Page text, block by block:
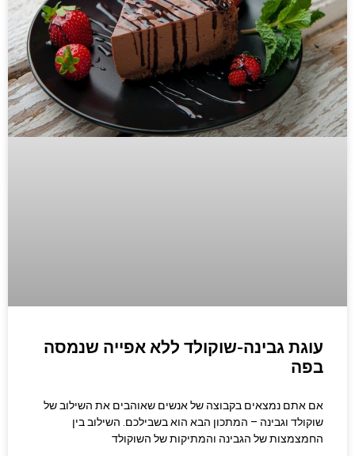
עוגת גבינה-שוקולד ללא אפייה שנמסה
בפה
אם אתם נמצאים בקבוצה של אנשים שאוהבים את השילוב של
שוקולד וגבינה – המתכון הבא הוא בשבילכם. השילוב בין
החמצמצות של הגבינה והמתיקות של השוקולד